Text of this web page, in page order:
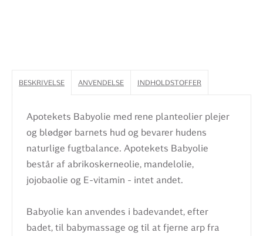
BESKRIVELSE ANVENDELSE INDHOLDSTOFFER
Apotekets Babyolie med rene planteolier plejer
og blødgør barnets hud og bevarer hudens
naturlige fugtbalance. Apotekets Babyolie
består af abrikoskerneolie, mandelolie,
jojobaolie og E-vitamin - intet andet.
Babyolie kan anvendes i badevandet, efter
badet, til babymassage og til at fjerne arp fra